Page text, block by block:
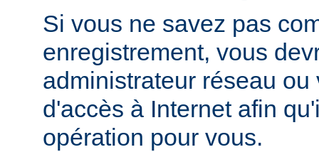
Si vous ne savez pas
enregistrement, vous
administrateur réseau ou
d'accès à Internet afin
opération pour vous.